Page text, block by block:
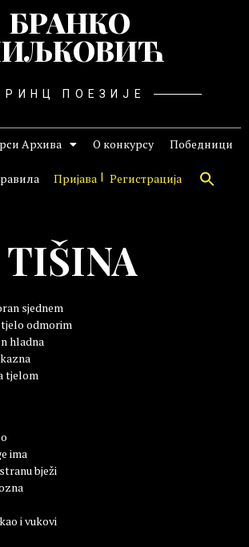
БРАНКО
ПОЕЗИЈЕ
Архива О конкурсу Победници
Пријава Регистрација
sjednem
odmorim
hladna
tjelom
ima
bježi
i vukovi